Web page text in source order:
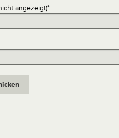
angezeigt)*